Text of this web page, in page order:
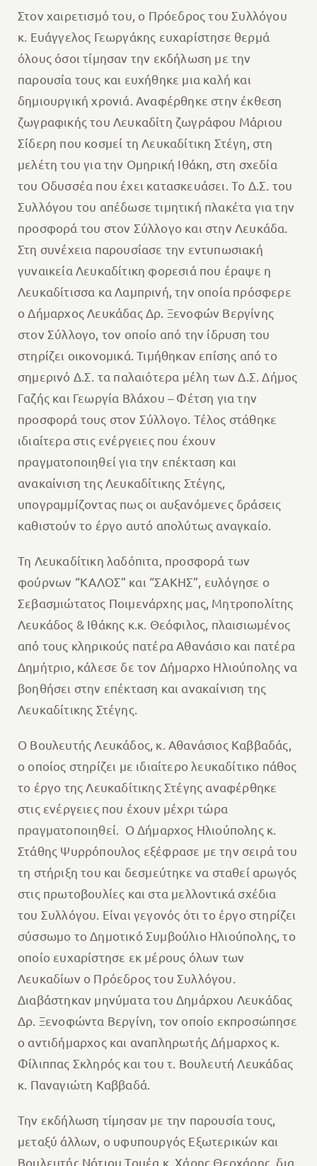
Στον χαιρετισμό του, ο Πρόεδρος του Συλλόγου
κ. Ευάγγελος Γεωργάκης ευχαρίστησε θερμά
όλους όσοι τίμησαν την εκδήλωση με την
παρουσία τους και ευχήθηκε μια καλή και
δημιουργική χρονιά. Αναφέρθηκε στην έκθεση
ζωγραφικής του Λευκαδίτη ζωγράφου Μάριου
Σίδερη που κοσμεί τη Λευκαδίτικη Στέγη, στη
μελέτη του για την Ομηρική Ιθάκη, στη σχεδία
του Οδυσσέα που έχει κατασκευάσει. Το Δ.Σ. του
Συλλόγου του απέδωσε τιμητική πλακέτα για την
προσφορά του στον Σύλλογο και στην Λευκάδα.
Στη συνέχεια παρουσίασε την εντυπωσιακή
γυναικεία Λευκαδίτικη φορεσιά που έραψε η
Λευκαδίτισσα κα Λαμπρινή, την οποία πρόσφερε
ο Δήμαρχος Λευκάδας Δρ. Ξενοφών Βεργίνης
στον Σύλλογο, τον οποίο από την ίδρυση του
στηρίζει οικονομικά. Τιμήθηκαν επίσης από το
σημερινό Δ.Σ. τα παλαιότερα μέλη των Δ.Σ. Δήμος
Γαζής και Γεωργία Βλάχου – Φέτση για την
προσφορά τους στον Σύλλογο. Τέλος στάθηκε
ιδιαίτερα στις ενέργειες που έχουν
πραγματοποιηθεί για την επέκταση και
ανακαίνιση της Λευκαδίτικης Στέγης,
υπογραμμίζοντας πως οι αυξανόμενες δράσεις
καθιστούν το έργο αυτό απολύτως αναγκαίο.
Τη Λευκαδίτικη λαδόπιτα, προσφορά των
φούρνων “ΚΑΛΟΣ” και “ΣΑΚΗΣ”, ευλόγησε ο
Σεβασμιώτατος Ποιμενάρχης μας, Μητροπολίτης
Λευκάδος & Ιθάκης κ.κ. Θεόφιλος, πλαισιωμένος
από τους κληρικούς πατέρα Αθανάσιο και πατέρα
Δημήτριο, κάλεσε δε τον Δήμαρχο Ηλιούπολης να
βοηθήσει στην επέκταση και ανακαίνιση της
Λευκαδίτικης Στέγης.
Ο Βουλευτής Λευκάδος, κ. Αθανάσιος Καββαδάς,
ο οποίος στηρίζει με ιδιαίτερο λευκαδίτικο πάθος
το έργο της Λευκαδίτικης Στέγης αναφέρθηκε
στις ενέργειες που έχουν μέχρι τώρα
πραγματοποιηθεί.
Ο Δήμαρχος Ηλιούπολης κ.
Στάθης Ψυρρόπουλος εξέφρασε με την σειρά του
τη στήριξη του και δεσμεύτηκε να σταθεί αρωγός
στις πρωτοβουλίες και στα μελλοντικά σχέδια
του Συλλόγου. Είναι γεγονός ότι το έργο στηρίζει
σύσσωμο το Δημοτικό Συμβούλιο Ηλιούπολης, το
οποίο ευχαρίστησε εκ μέρους όλων των
Λευκαδίων ο Πρόεδρος του Συλλόγου.
Διαβάστηκαν μηνύματα του Δημάρχου Λευκάδας
Δρ. Ξενοφώντα Βεργίνη, τον οποίο εκπροσώπησε
ο αντιδήμαρχος και αναπληρωτής Δήμαρχος κ.
Φίλιππας Σκληρός και του τ. Βουλευτή Λευκάδας
κ. Παναγιώτη Καββαδά.
Την εκδήλωση τίμησαν με την παρουσία τους,
μεταξύ άλλων, ο υφυπουργός Εξωτερικών και
Βουλευτής Νότιου Τομέα κ. Χάρης Θεοχάρης, δια